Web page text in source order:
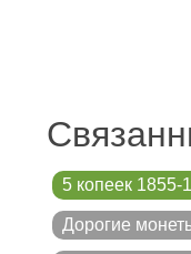
5 копеек 1855-
Дорогие